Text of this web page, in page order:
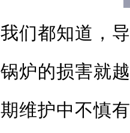
我们都知道，
锅炉的损害就
期维护中不慎